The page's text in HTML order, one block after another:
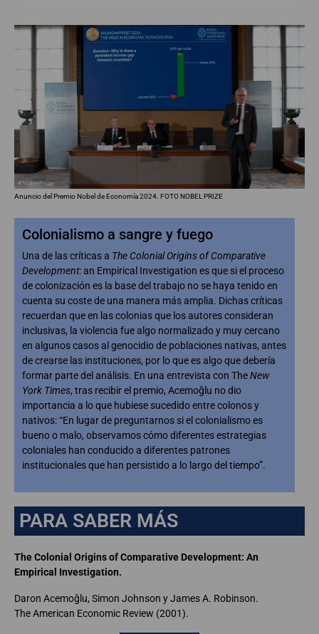
Anuncio del Premio Nobel de Economía 2024. FOTO NOBEL PRIZE
Colonialismo a sangre y fuego
Una de las críticas a The Colonial Origins of Comparative
Development: an Empirical Investigation es que si el proceso
de colonización es la base del trabajo no se haya tenido en
cuenta su coste de una manera más amplia. Dichas críticas
recuerdan que en las colonias que los autores consideran
inclusivas, la violencia fue algo normalizado y muy cercano
en algunos casos al genocidio de poblaciones nativas, antes
de crearse las instituciones, por lo que es algo que debería
formar parte del análisis. En una entrevista con TheNew
York Times, tras recibir el premio, Acemoğlu no dio
importancia a lo que hubiese sucedido entre colonos y
nativos: “En lugar de preguntarnos si el colonialismo es
bueno o malo, observamos cómo diferentes estrategias
coloniales han conducido a diferentes patrones
institucionales que han persistido a lo largo del tiempo”.
PARA SABER MÁS
The Colonial Origins of Comparative Development: An
Empirical Investigation.
Daron Acemoğlu, Simon Johnson y James A. Robinson.
The American Economic Review (2001).